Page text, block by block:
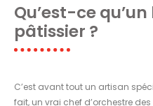
Qu’est-ce
pâtissier ?
C’est avant tout un artisan
fait, un vrai chef d’orchestre